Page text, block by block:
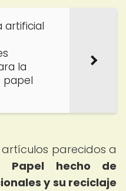
artificial
la
papel
parecidos a
Papel hecho de
y su reciclaje